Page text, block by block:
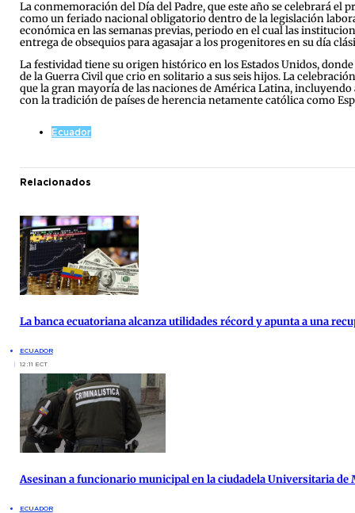
La conmemoración del Día del Padre, que este año se celebrará
como un feriado nacional obligatorio dentro de la legislación
económica en las semanas previas, periodo en el cual las
entrega de obsequios para agasajar a los progenitores en su día
La festividad tiene su origen histórico en los Estados Unidos,
de la Guerra Civil que crio en solitario a sus seis hijos. La
que la gran mayoría de las naciones de América Latina,
con la tradición de países de herencia netamente católica como
Ecuador
Relacionados
La banca ecuatoriana alcanza utilidades récord y apunta a una
ECUADOR
12:11 ECT
Asesinan a funcionario municipal en la ciudadela Universitaria de
ECUADOR